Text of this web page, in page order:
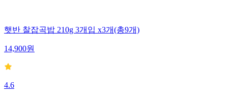
햇반 찰잡곡밥 210g 3개입 x3개(총9개)
14,900원
4.6